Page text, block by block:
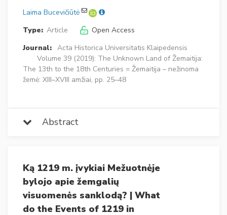
Laima Bucevičiūtė
Type: Article
Open Access
Journal: Acta Historica Universitatis Klaipedensis
Volume 39 (2019): The Unknown Land of Žemaitija:
The 13th to the 18th Centuries = Žemaitija – nežinoma
žemė: XIII–XVIII amžiai, pp. 25–48
Abstract
Ką 1219 m. įvykiai Mežuotnėje
bylojo apie žemgalių
visuomenės sanklodą? | What
do the Events of 1219 in